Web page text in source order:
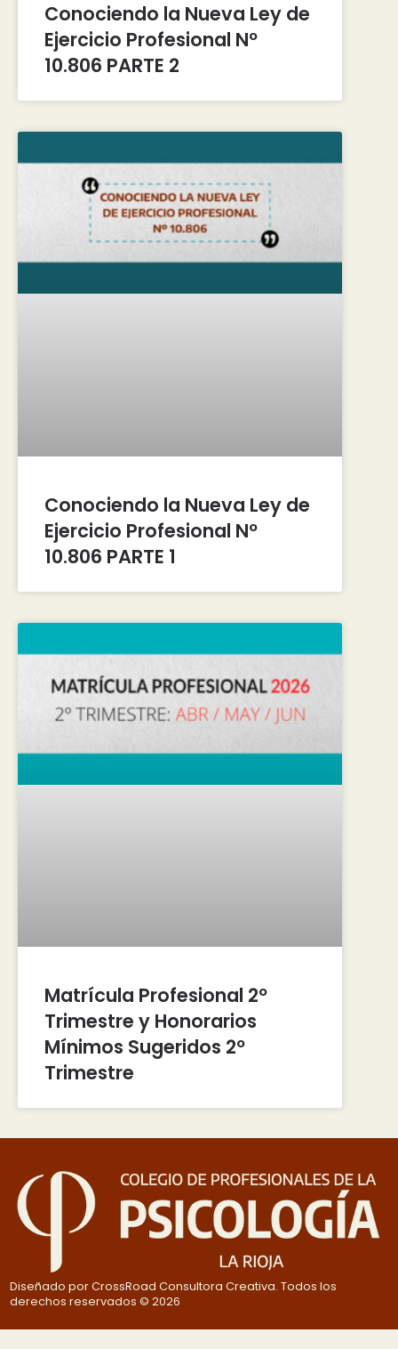
Conociendo la Nueva Ley de
Ejercicio Profesional Nº
10.806 PARTE 2
Conociendo la Nueva Ley de
Ejercicio Profesional Nº
10.806 PARTE 1
Matrícula Profesional 2º
Trimestre y Honorarios
Mínimos Sugeridos 2º
Trimestre
Diseñado por CrossRoad Consultora Creativa. Todos los
derechos reservados © 2026